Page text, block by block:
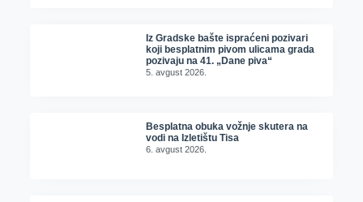
Iz Gradske bašte ispraćeni pozivari
koji besplatnim pivom ulicama grada
pozivaju na 41. „Dane piva“
5. avgust 2026.
Besplatna obuka vožnje skutera na
vodi na Izletištu Tisa
6. avgust 2026.